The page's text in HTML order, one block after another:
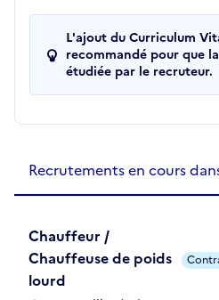
L'ajout du Curriculum
recommandé pour que
étudiée par le recruteur.
Recrutements en cours
Chauffeur /
Chauffeuse de poids
lourd